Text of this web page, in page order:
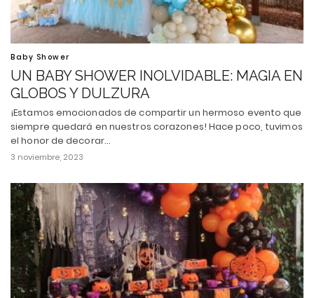
Baby Shower
UN BABY SHOWER INOLVIDABLE: MAGIA EN
GLOBOS Y DULZURA
¡Estamos emocionados de compartir un hermoso evento que
siempre quedará en nuestros corazones! Hace poco, tuvimos
el honor de decorar…
3 noviembre, 2023